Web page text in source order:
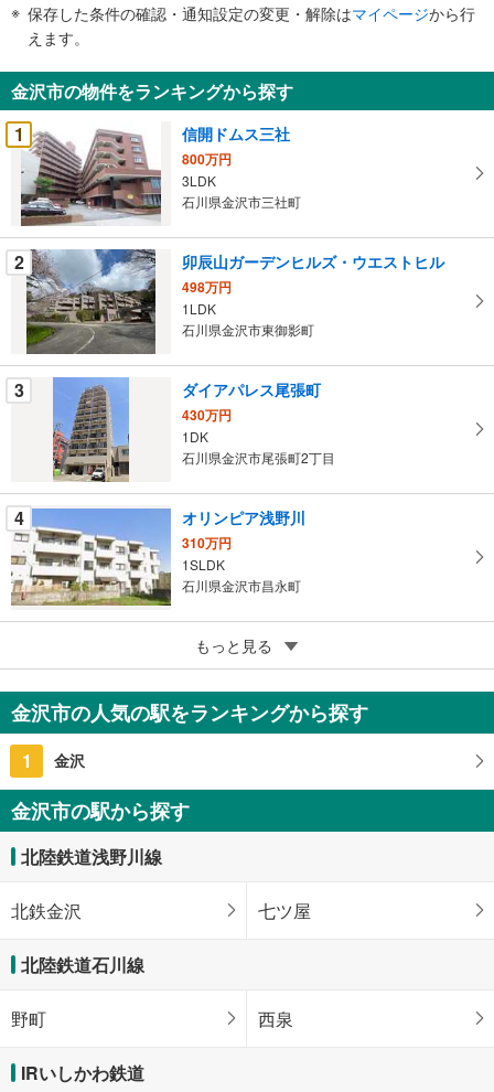
知
を
受
け
取
る
・
条
件
ペ
ー
す
る
保存した条件の確認・通知設定の変更・解除はマイページから行
えます。
金沢市の物件をランキングから探す
1
信開ドムス三社
800万円
3LDK
石川県金沢市三社町
2 卯辰山ガーデンヒルズ・ウエストヒル
498万円
1LDK
石川県金沢市東御影町
3 ダイアパレス尾張町
430万円
1DK
石川県金沢市尾張町2丁目
4 オリンピア浅野川
310万円
1SLDK
石川県金沢市昌永町
サーパス玉川町
3,780万円
3LDK
石川県金沢市玉川町
もっと見る
金沢市の人気の駅をランキングから探す
1 金沢
金沢市の駅から探す
北陸鉄道浅野川線
北鉄金沢 七ツ屋
北陸鉄道石川線
野町 西泉
IRいしかわ鉄道